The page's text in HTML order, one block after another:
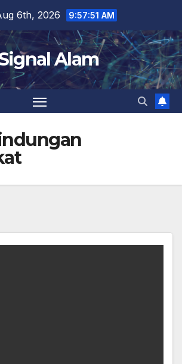
6th, 2026 9:57:52 AM
Alam